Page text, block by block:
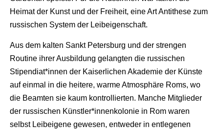
Heimat der Kunst und der Freiheit, eine Art Antithese zum
russischen System der Leibeigenschaft.
Aus dem kalten Sankt Petersburg und der strengen
Routine ihrer Ausbildung gelangten die russischen
Stipendiat*innen der Kaiserlichen Akademie der Künste
auf einmal in die heitere, warme Atmosphäre Roms, wo
die Beamten sie kaum kontrollierten. Manche Mitglieder
der russischen Künstler*innenkolonie in Rom waren
selbst Leibeigene gewesen, entweder in entlegenen